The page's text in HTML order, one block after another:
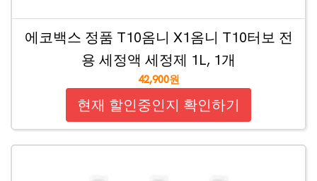
에코백스 정품 T10옴니 X1옴니 T10터보 전
용 세정액 세정제 1L, 1개
42,900원
현재 할인중인지 확인하기